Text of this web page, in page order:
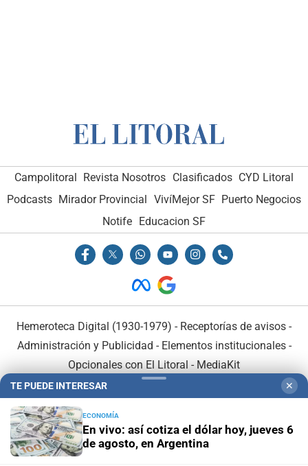
Campolitoral Revista Nosotros Clasificados CYD Litoral
Podcasts Mirador Provincial VivíMejor SF Puerto Negocios
Notife Educacion SF
Hemeroteca Digital (1930-1979) - Receptorías de avisos -
Administración y Publicidad - Elementos institucionales-
Opcionales con El Litoral - MediaKit
TE PUEDE INTERESAR ✕
ECONOMÍA
En vivo: así cotiza el dólar hoy, jueves 6
de agosto, en Argentina